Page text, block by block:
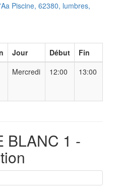
Piscine, 62380, lumbres,
Jour Début
Fin
Mercredi 12:00 13:00
BLANC 1 -